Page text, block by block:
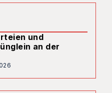
und
an der